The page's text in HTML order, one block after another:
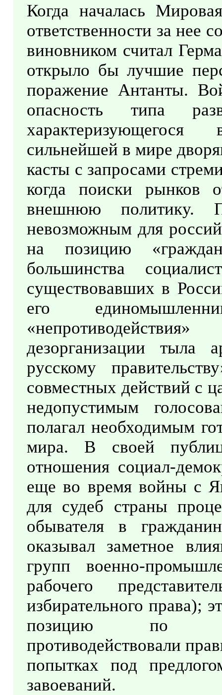
Когда началась
ответственности за нее
виновником считал
открыло бы лучшие
поражение Антанты.
опасность типа
характеризующегося
сильнейшей в мире
касты с запросами
когда поиски рынков
внешнюю политику.
невозможным для
на позицию
большинства
существовавших в
его
дезорганизации тыла
русскому
совместных действий с
недопустимым
полагал необходимым
мира. В своей
отношения социал-
еще во время войны с
для судеб страны
обывателя в
оказывал заметное
групп военно-
рабочего
избирательного права);
позицию по
противодействовали
попытках под
завоеваний.